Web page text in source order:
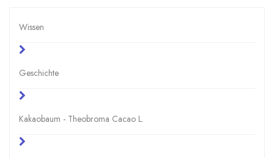
Wissen
Geschichte
Kakaobaum - Theobroma Cacao L.